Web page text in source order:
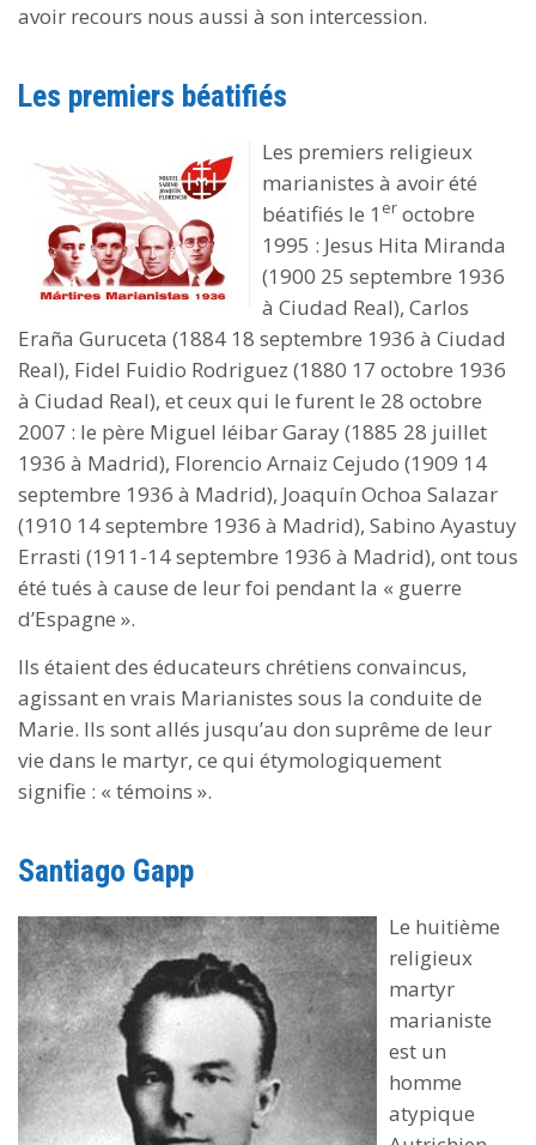
avoir recours nous aussi à son intercession.
Les premiers béatifiés
Les premiers religieux
marianistes à avoir été
béatifiés le 1 er octobre
1995 : Jesus Hita Miranda
(1900 25 septembre 1936
à Ciudad Real), Carlos
Eraña Guruceta (1884 18 septembre 1936 à Ciudad
Real), Fidel Fuidio Rodriguez (1880 17 octobre 1936
à Ciudad Real), et ceux qui le furent le 28 octobre
2007 : le père Miguel léibar Garay (1885 28 juillet
1936 à Madrid), Florencio Arnaiz Cejudo (1909 14
septembre 1936 à Madrid), Joaquín Ochoa Salazar
(1910 14 septembre 1936 à Madrid), Sabino Ayastuy
Errasti (1911-14 septembre 1936 à Madrid), ont tous
été tués à cause de leur foi pendant la « guerre
d’Espagne ».
Ils étaient des éducateurs chrétiens convaincus,
agissant en vrais Marianistes sous la conduite de
Marie. Ils sont allés jusqu’au don suprême de leur
vie dans le martyr, ce qui étymologiquement
signifie : « témoins ».
Santiago Gapp
Le huitième
religieux
martyr
marianiste
est un
homme
atypique